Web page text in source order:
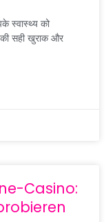
स्वास्थ्य को
सही खुराक और
Casino: